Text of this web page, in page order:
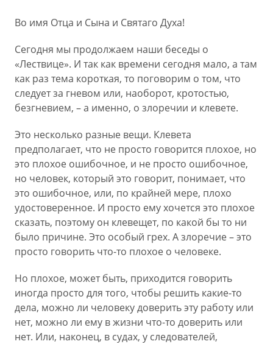
Во имя Отца и Сына и Святаго Духа!
Сегодня мы продолжаем наши беседы о
«Лествице». И так как времени сегодня мало, а там
как раз тема короткая, то поговорим о том, что
следует за гневом или, наоборот, кротостью,
безгневием, – а именно, о злоречии и клевете.
Это несколько разные вещи. Клевета
предполагает, что не просто говорится плохое, но
это плохое ошибочное, и не просто ошибочное,
но человек, который это говорит, понимает, что
это ошибочное, или, по крайней мере, плохо
удостоверенное. И просто ему хочется это плохое
сказать, поэтому он клевещет, по какой бы то ни
было причине. Это особый грех. А злоречие – это
просто говорить что-то плохое о человеке.
Но плохое, может быть, приходится говорить
иногда просто для того, чтобы решить какие-то
дела, можно ли человеку доверить эту работу или
нет, можно ли ему в жизни что-то доверить или
нет. Или, наконец, в судах, у следователей,